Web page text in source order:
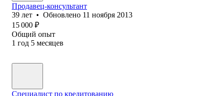
Продавец-консультант
39 лет • Обновлено 11 ноября 2013
15 000 ₽
Общий опыт
1 год 5 месяцев
Специалист по кредитованию